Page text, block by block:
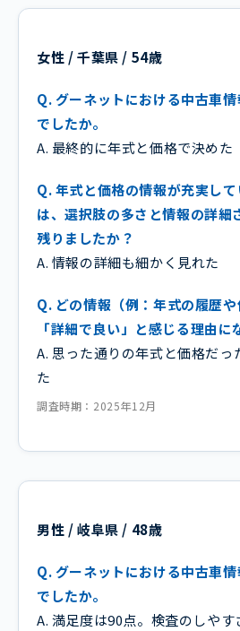
女性 / 千葉県 / 54歳
Q. グーネットにおける中古車
でしたか。
A. 最終的に年式と価格で決めた
Q. 年式と価格の情報が充実し
は、選択肢の多さと情報の詳細
残りましたか？
A. 情報の詳細も細かく見れた
Q. どの情報（例：年式の履歴
「詳細で良い」と感じる理由に
A. 思った通りの年式と価格だっ
た
調査時期：2025年12月
男性 / 岐阜県 / 48歳
Q. グーネットにおける中古車
でしたか。
A. 満足度は90点。検査のしや